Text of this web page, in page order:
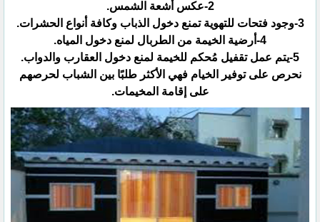
‏2-عكس أشعة الشمس.‏
‏3-وجود فتحات للتهوية تمنع دخول الذباب وكافة أنواع الحشرات.‏
نحرص على توفير الخيام فهي الأكثر طلبًا بين الشباب لحرصهم
على إقامة المخيمات.‏